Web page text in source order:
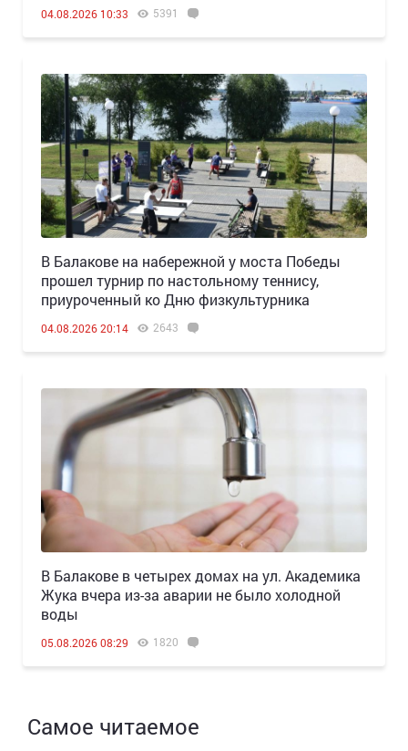
04.08.2026 10:33 5391
В Балакове на набережной у моста Победы
прошел турнир по настольному теннису,
приуроченный ко Дню физкультурника
04.08.2026 20:14 2643
В Балакове в четырех домах на ул. Академика
Жука вчера из-за аварии не было холодной
воды
05.08.2026 08:29 1820
Самое читаемое